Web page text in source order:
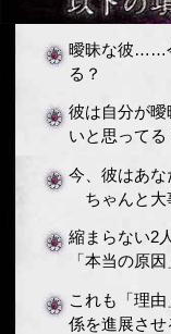
曖昧な彼……
る？
彼は自分が
いと思って
今、彼はあな
ちゃんと大
縮まらない2
「本当の原
これも「理
係を進展させ